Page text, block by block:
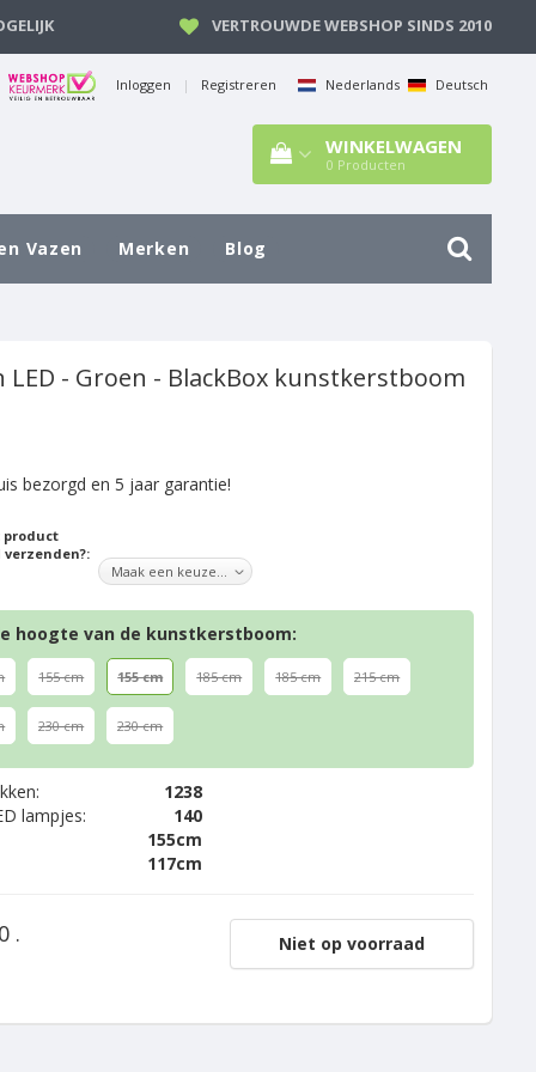
VERTROUWDE WEBSHOP SINDS 2010
Inloggen | Registreren Nederlands Deutsch
WINKELWAGEN
0 Producten
Vazen Merken Blog
LED - Groen - BlackBox kunstkerstboom
bezorgd en 5 jaar garantie!
product
hoogte van de kunstkerstboom:
155 cm 155 cm 185 cm 185 cm 215 cm
230 cm 230 cm
1238
lampjes:
140
155cm
117cm
. Niet op voorraad